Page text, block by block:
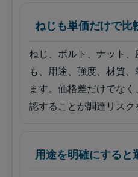
ねじも単価だけで比
ねじ、ボルト、ナット
も、用途、強度、材質
ます。価格差だけでな
認することが調達リスク
用途を明確にすると